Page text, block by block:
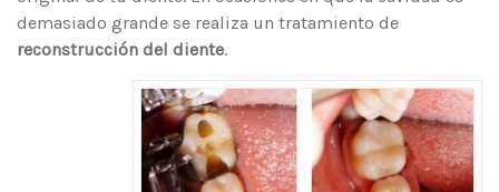
demasiado grande se realiza un tratamiento de
reconstrucción del diente